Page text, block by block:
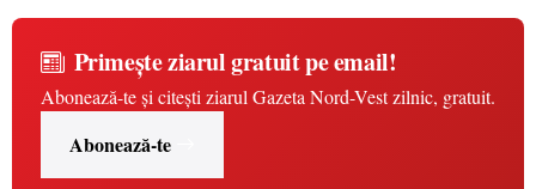
Primește ziarul gratuit pe email!
Abonează-te și citești ziarul Gazeta Nord-Vest zilnic, gratuit.
Abonează-te